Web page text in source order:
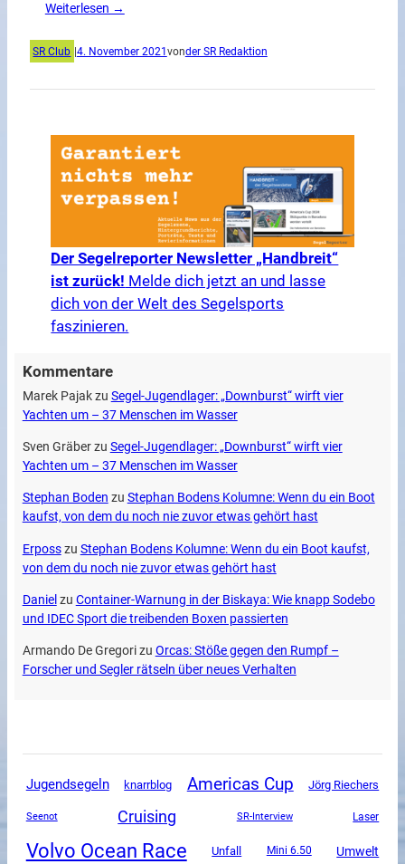
Weiterlesen →
SR Club |4. November 2021vonder SR Redaktion
Der Segelreporter Newsletter „Handbreit“
ist zurück! Melde dich jetzt an und lasse
dich von der Welt des Segelsports
faszinieren.
Kommentare
Marek Pajakzu Segel-Jugendlager: „Downburst“ wirft vier
Yachten um – 37 Menschen im Wasser
Sven Gräberzu Segel-Jugendlager: „Downburst“ wirft vier
Yachten um – 37 Menschen im Wasser
Stephan Boden zu Stephan Bodens Kolumne: Wenn du ein Boot
kaufst, von dem du noch nie zuvor etwas gehört hast
Erposszu Stephan Bodens Kolumne: Wenn du ein Boot kaufst,
von dem du noch nie zuvor etwas gehört hast
Daniel zu Container-Warnung in der Biskaya: Wie knapp Sodebo
und IDEC Sport die treibenden Boxen passierten
Armando De Gregorizu Orcas: Stöße gegen den Rumpf –
Forscher und Segler rätseln über neues Verhalten
Jugendsegeln knarrblog Americas Cup Jörg Riechers
Seenot Cruising SR-Interview Laser
Volvo Ocean Race Unfall Mini 6.50 Umwelt